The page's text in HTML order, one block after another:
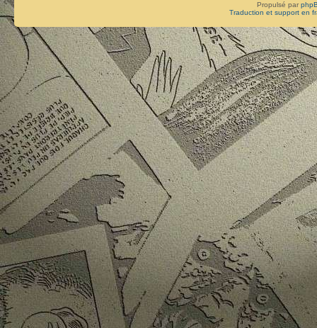
Propulsé par
Traduction et support en